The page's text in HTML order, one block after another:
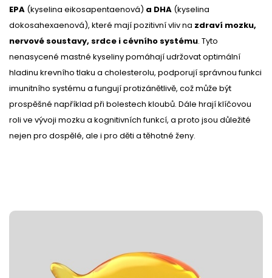
EPA (kyselina eikosapentaenová) a DHA (kyselina
dokosahexaenová), které mají pozitivní vliv na zdraví mozku,
nervové soustavy, srdce i cévního systému. Tyto
nenasycené mastné kyseliny pomáhají udržovat optimální
hladinu krevního tlaku a cholesterolu, podporují správnou funkci
imunitního systému a fungují protizánětlivě, což může být
prospěšné například při bolestech kloubů. Dále hrají klíčovou
roli ve vývoji mozku a kognitivních funkcí, a proto jsou důležité
nejen pro dospělé, ale i pro děti a těhotné ženy.